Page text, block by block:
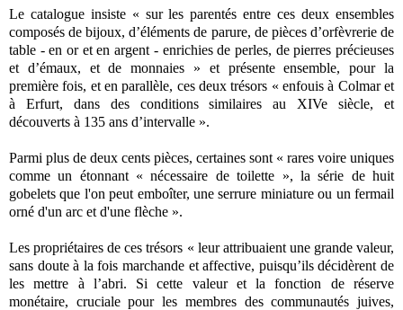
Le catalogue insiste « sur les parentés entre ces deux ensembles
composés de bijoux, d’éléments de parure, de pièces d’orfèvrerie de
table - en or et en argent - enrichies de perles, de pierres précieuses
et d’émaux, et de monnaies » et présente ensemble, pour la
première fois, et en parallèle, ces deux trésors « enfouis à Colmar et
à Erfurt, dans des conditions similaires au XIVe siècle, et
découverts à 135 ans d’intervalle ».
Parmi plus de deux cents pièces, certaines sont « rares voire uniques
comme un étonnant « nécessaire de toilette », la série de huit
gobelets que l'on peut emboîter, une serrure miniature ou un fermail
orné d'un arc et d'une flèche ».
Les propriétaires de ces trésors « leur attribuaient une grande valeur,
sans doute à la fois marchande et affective, puisqu’ils décidèrent de
les mettre à l’abri. Si cette valeur et la fonction de réserve
monétaire, cruciale pour les membres des communautés juives,